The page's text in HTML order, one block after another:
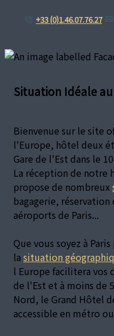
+33 (0)1.46.07.76.27
Situation Idéale
Bienvenue sur le site
l'Europe, hôtel deux
Gare de l'Est dans le
La réception de notre
propose de nombreux
bagagerie,
aéroports de Paris...
Que vous soyez à
la situation
l Europe facilitera vos
de l'Est et à moins de
Nord, le Grand Hôtel
accessible en métro